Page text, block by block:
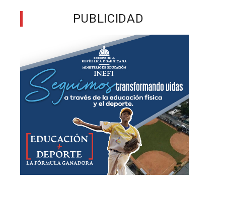
PUBLICIDAD